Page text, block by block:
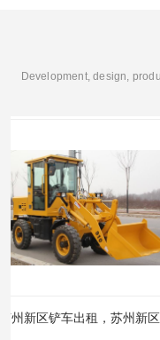
Development, design,